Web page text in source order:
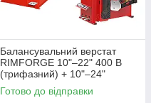
Балансувальний верстат
RIMFORGE 10"–22" 400 В
(трифазний) + 10"–24"
шиномонтажний верстат
Tricar
Готово до відправки